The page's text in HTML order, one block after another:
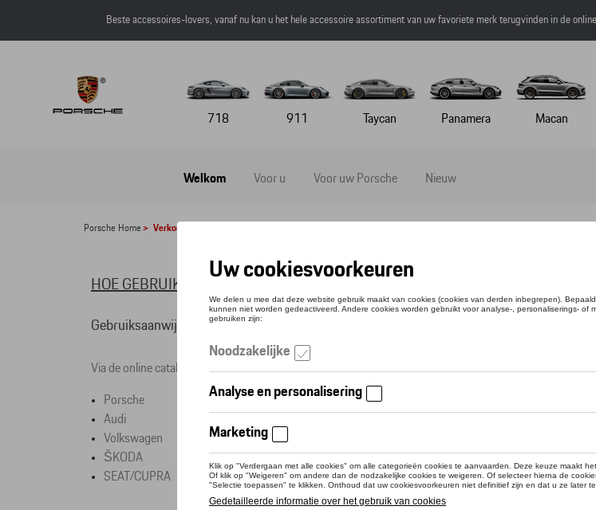
Beste accessoires-lovers, vanaf nu kan u het hele accessoire assortiment van uw favoriete merk terugvinden in de
718 911 Taycan Panamera Macan
Welkom Voor u Voor uw Porsche Nieuw
Porsche Home > Verkoopsvoorwaarden
HOE GEBRUIK IK DE ONLINE CATALOGUS ?
Gebruiksaanwijzing van de website
Via de online catalogus van D'Ieteren Automotive NV/SA kunt u specifieke producten van onze merken
Porsche
Audi
Volkswagen
ŠKODA
SEAT/CUPRA